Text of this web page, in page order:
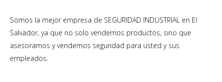
Somos la mejor empresa de SEGURIDAD INDUSTRIAL en El
Salvador, ya que no solo vendemos productos, sino que
asesoramos y vendemos seguridad para usted y sus
empleados.